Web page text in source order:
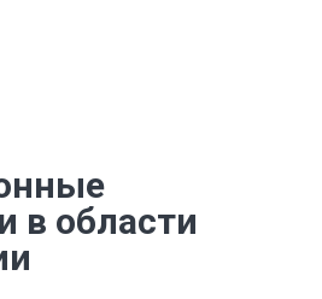
в области